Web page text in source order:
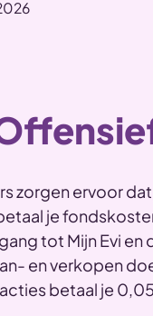
zorgen ervoor
je
tot Mijn Evi en
en verkopen
betaal je